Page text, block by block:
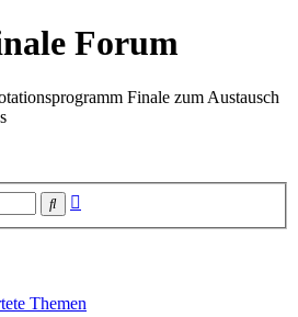
Forum
Finale zum Austausch
Suche
Themen